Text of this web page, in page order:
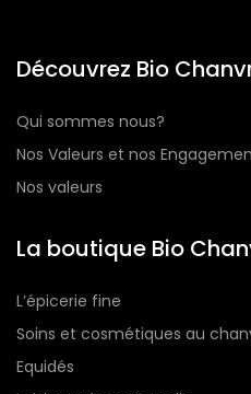
Découvrez Bio
Qui sommes nous?
Nos Valeurs et nos
Nos valeurs
La boutique Bio
L’épicerie fine
Soins et cosmétiques au
Equidés